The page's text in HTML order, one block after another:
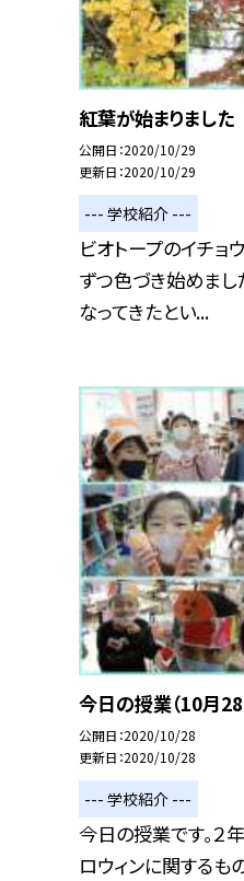
紅葉が始まりました
公開日 2020/10/29
更新日 2020/10/29
--- 学校紹介 ---
ビオトープのイチョ
ずつ色づき始めまし
なってきたとい...
今日の授業（10月28
公開日 2020/10/28
更新日 2020/10/28
--- 学校紹介 ---
今日の授業です。２
ロウィンに関するも